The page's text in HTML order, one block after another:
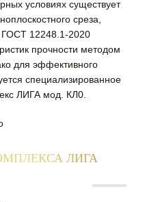
условиях существует
среза,
ГОСТ 12248.1-2020
прочности методом
для эффективного
специализированное
ЛИГА мод. КЛ0.
ЛИГА